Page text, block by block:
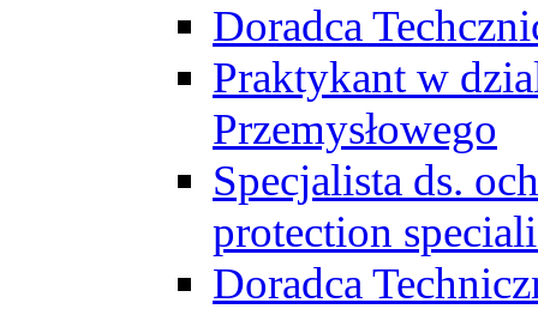
Doradca
Praktykant w
Przemysłowego
Specjalista ds.
protection
Doradca